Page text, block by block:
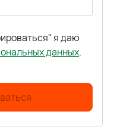
я даю
данных.